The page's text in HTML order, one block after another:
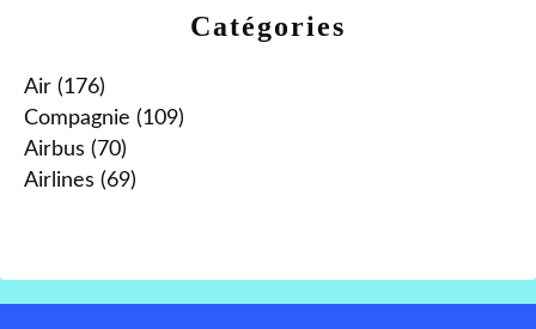
Catégories
Air (176)
Compagnie (109)
Airbus (70)
Airlines (69)